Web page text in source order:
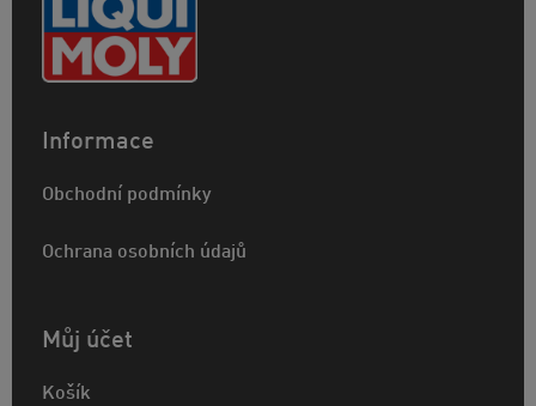
Informace
Obchodní podmínky
Ochrana osobních údajů
Můj účet
Košík